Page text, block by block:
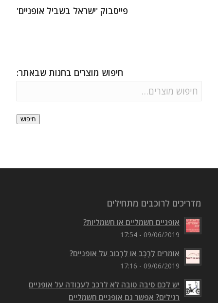
פייסבוק 'ישראל בשביל אופניים'
חיפוש מוצרים בחנות שבאתר:
חיפוש
מדריכים לרוכבים מתחילים
אופניים חשמליים או חשמליות?
09/06/2019 - 17:54
אומרים לִרְכַּב או לִרְכּוב על אופניים?
09/06/2019 - 17:16
יש לכם סיבה טובה לא לרכב לעבודה על אופניים
רגילים? אפשר גם אופניים חשמליים